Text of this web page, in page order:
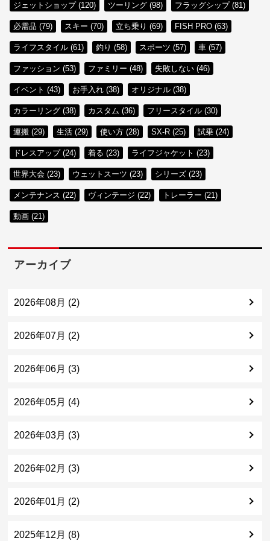
ジェットショップ (120) ツーリング (98) フラッグシップ (81)
必需品 (79) スキー (70) 立ち乗り (69) FISH PRO (63)
ライフスタイル (61) 釣り (58) スポーツ (57) 車 (57)
ファッション (53) ファミリー (48) 失敗しない (46)
イベント (43) お手入れ (38) オリジナル (38)
カラーリング (38) カスタム (36) フリースタイル (30)
運搬 (29) 生活 (29) 使い方 (28) SX-R (25) 試乗 (24)
ドレスアップ (24) 着る (23) ライフジャケット (23)
世界大会 (23) ウェットスーツ (23) シリーズ (23)
メンテナンス (22) ヴィンテージ (22) トレーラー (21)
動画 (21)
アーカイブ
2026年08月 (2)
2026年07月 (2)
2026年06月 (3)
2026年05月 (4)
2026年03月 (3)
2026年02月 (3)
2026年01月 (2)
2025年12月 (8)